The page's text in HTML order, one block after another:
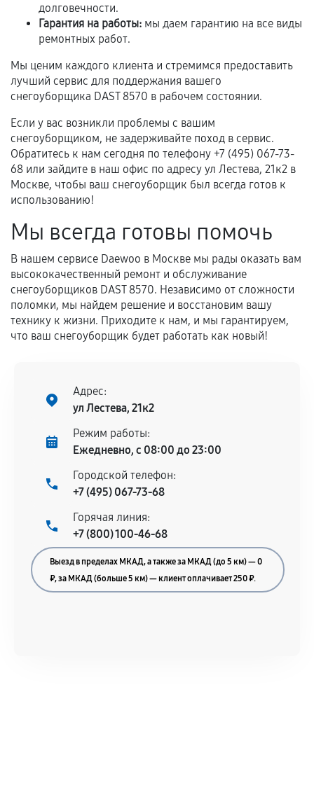
долговечности.
Гарантия на работы: мы даем гарантию на все виды
ремонтных работ.
Мы ценим каждого клиента и стремимся предоставить
лучший сервис для поддержания вашего
снегоуборщика DAST 8570 в рабочем состоянии.
Если у вас возникли проблемы с вашим
снегоуборщиком, не задерживайте поход в сервис.
Обратитесь к нам сегодня по телефону +7 (495) 067-73-
68 или зайдите в наш офис по адресу ул Лестева, 21к2 в
Москве, чтобы ваш снегоуборщик был всегда готов к
использованию!
Мы всегда готовы помочь
В нашем сервисе Daewoo в Москве мы рады оказать вам
высококачественный ремонт и обслуживание
снегоуборщиков DAST 8570. Независимо от сложности
поломки, мы найдем решение и восстановим вашу
технику к жизни. Приходите к нам, и мы гарантируем,
что ваш снегоуборщик будет работать как новый!
Адрес:
ул Лестева, 21к2
Режим работы:
Ежедневно, с 08:00 до 23:00
Городской телефон:
+7 (495) 067-73-68
Горячая линия:
+7 (800) 100-46-68
Выезд в пределах МКАД, а также за МКАД (до 5 км) — 0
₽, за МКАД (больше 5 км) — клиент оплачивает 250 ₽.